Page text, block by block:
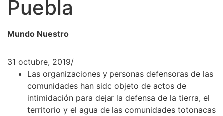
Puebla
Mundo Nuestro
31 octubre, 2019/
Las organizaciones y personas defensoras de las
comunidades han sido objeto de actos de
intimidación para dejar la defensa de la tierra, el
territorio y el agua de las comunidades totonacas